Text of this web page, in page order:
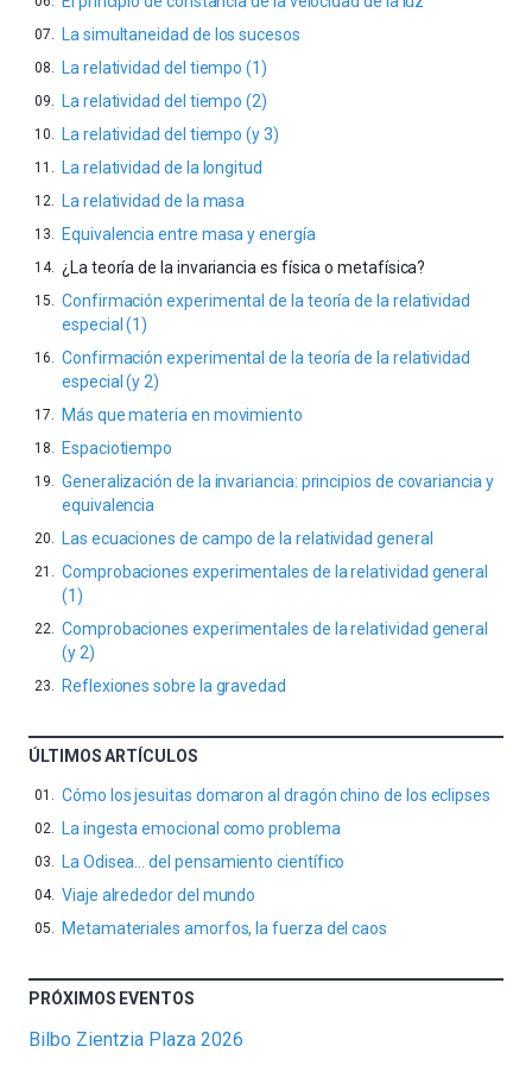
La simultaneidad de los sucesos
La relatividad del tiempo (1)
La relatividad del tiempo (2)
La relatividad del tiempo (y 3)
La relatividad de la longitud
La relatividad de la masa
Equivalencia entre masa y energía
¿La teoría de la invariancia es física o metafísica?
Confirmación experimental de la teoría de la relatividad
especial (1)
Confirmación experimental de la teoría de la relatividad
especial (y 2)
Más que materia en movimiento
Espaciotiempo
Generalización de la invariancia: principios de covariancia y
equivalencia
Las ecuaciones de campo de la relatividad general
Comprobaciones experimentales de la relatividad general
(1)
Comprobaciones experimentales de la relatividad general
(y 2)
Reflexiones sobre la gravedad
ÚLTIMOS ARTÍCULOS
Cómo los jesuitas domaron al dragón chino de los eclipses
La ingesta emocional como problema
La Odisea… del pensamiento científico
Viaje alrededor del mundo
Metamateriales amorfos, la fuerza del caos
PRÓXIMOS EVENTOS
Bilbo Zientzia Plaza 2026